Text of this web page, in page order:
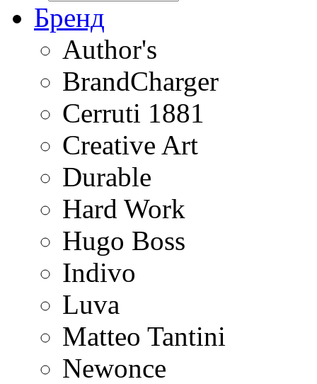
Бренд
Author's
BrandCharger
Cerruti 1881
Creative Art
Durable
Hard Work
Hugo Boss
Indivo
Luva
Matteo Tantini
Newonce